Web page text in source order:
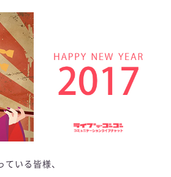
ている皆様、